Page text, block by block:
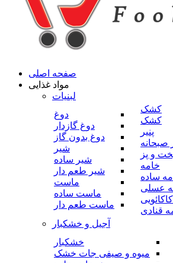
صفحه اصلی
مواد غذایی
لبنیات
کشک
کشک
پنیر
صبحانه
و پز
خامه
ساده
عسلی
قنادی
دوغ
دوغ گازدار
دوغ بدون گاز
شیر
شیر ساده
شیر طعم دار
ماست
ماست ساده
ماست طعم دار
آجیل و خشکبار
خشکبار
میوه و صیفی جات خشک